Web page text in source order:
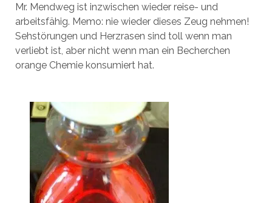
Mr. Mendweg ist inzwischen wieder reise- und
arbeitsfähig. Memo: nie wieder dieses Zeug nehmen!
Sehstörungen und Herzrasen sind toll wenn man
verliebt ist, aber nicht wenn man ein Becherchen
orange Chemie konsumiert hat.